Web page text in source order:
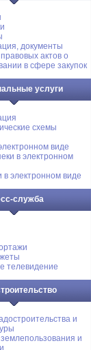
документы
актов о
в сфере закупок
услуги
схемы
виде
в электронном
в электронном виде
служба
телевидение
и
и